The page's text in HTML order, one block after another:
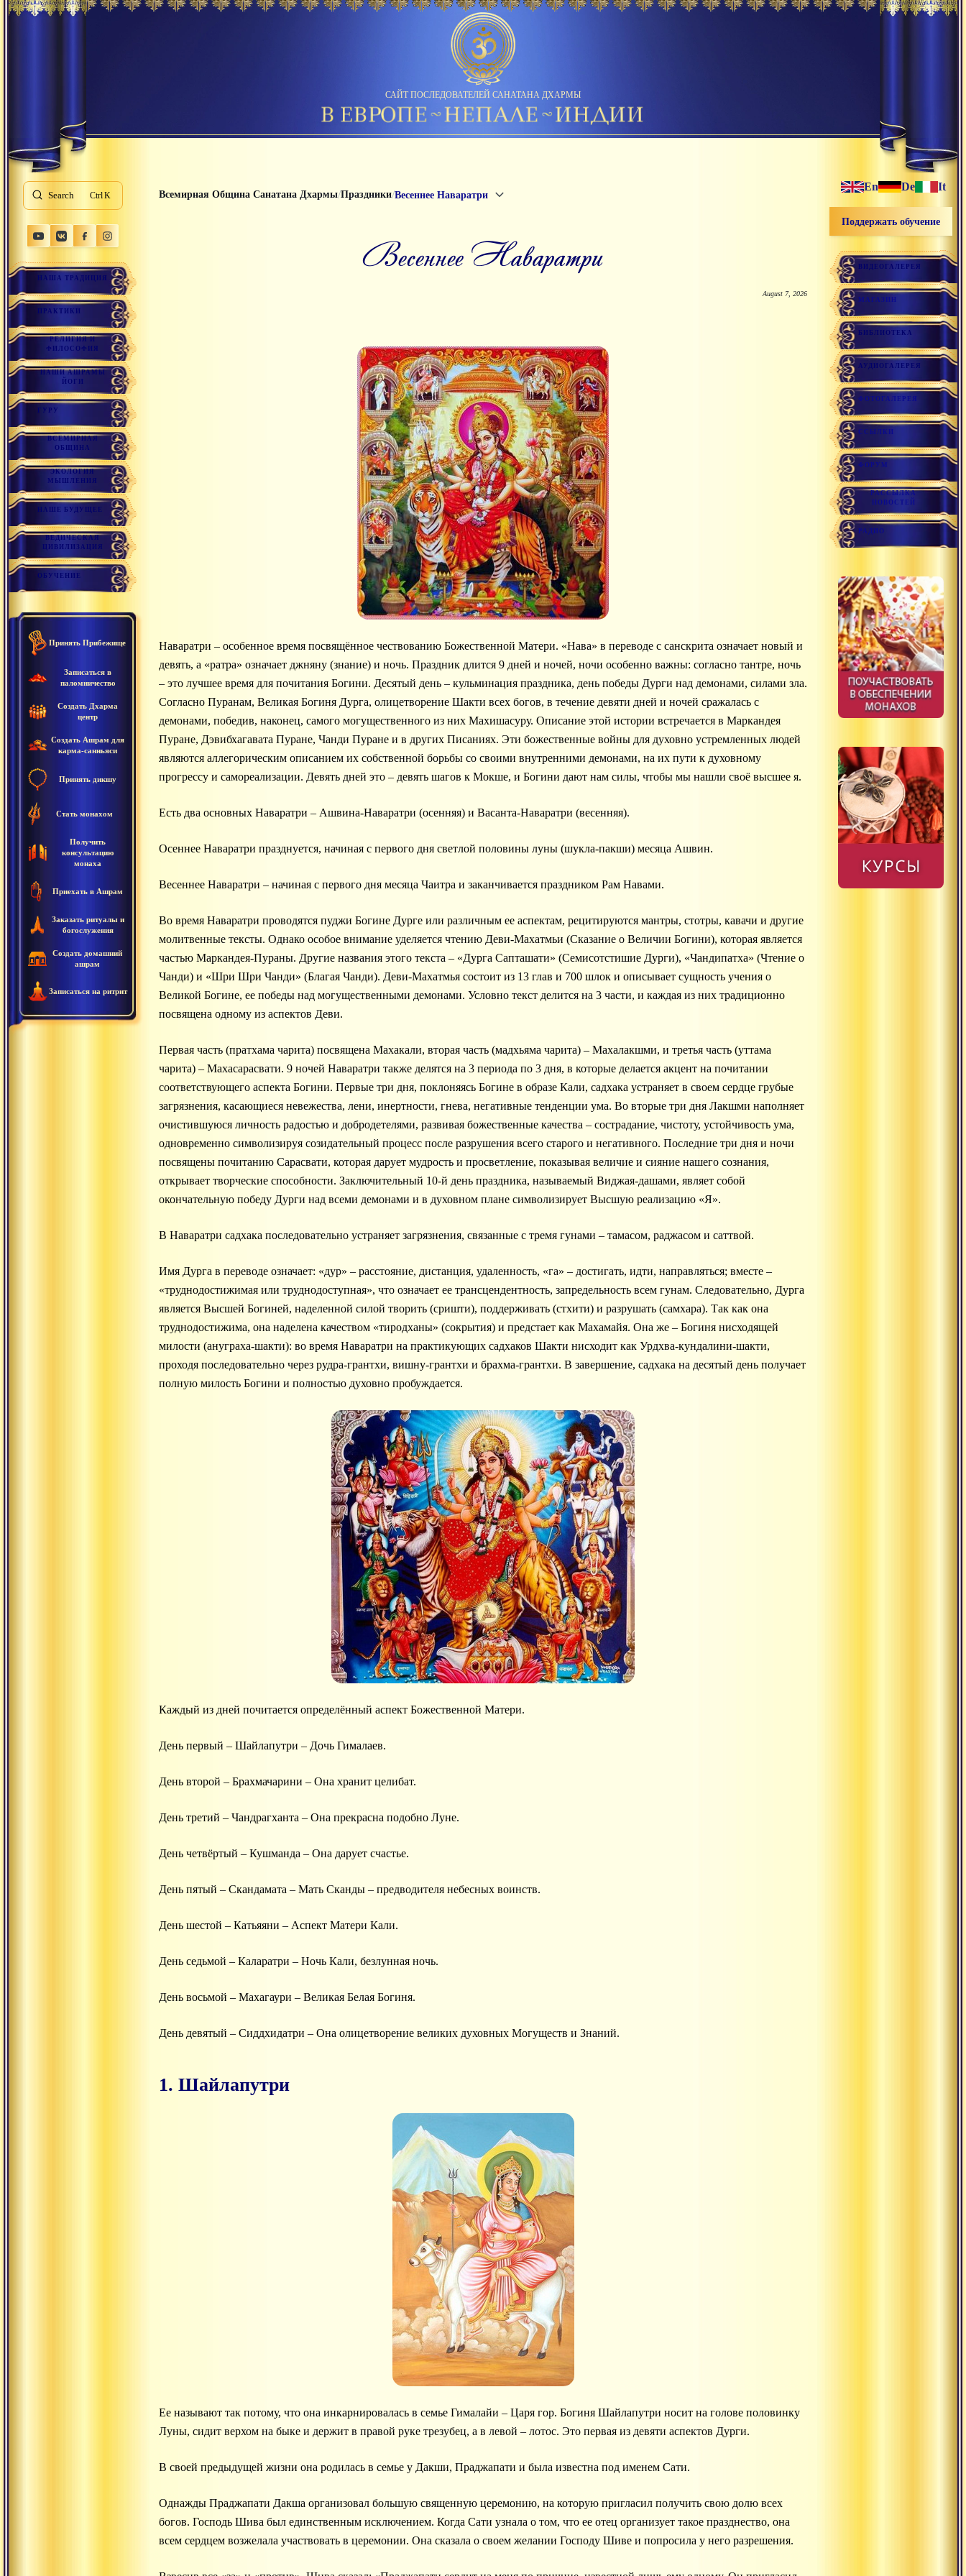
САЙТ ПОСЛЕДОВАТЕЛЕЙ САНАТАНА ДХАРМЫ
Search K
НАША ТРАДИЦИЯ
ПРАКТИКИ
РЕЛИГИЯ И
ФИЛОСОФИЯ
НАШИ АШРАМЫ
ЙОГИ
ГУРУ
ВСЕМИРНАЯ
ОБЩИНА
ЭКОЛОГИЯ
МЫШЛЕНИЯ
НАШЕ БУДУЩЕЕ
ВЕДИЧЕСКАЯ
ЦИВИЛИЗАЦИЯ
ОБУЧЕНИЕ
Принять Прибежище
Записаться в
паломничество
Создать Дхарма
центр
Создать Ашрам для
карма-санньяси
Принять дикшу
Стать монахом
Получить
консультацию
монаха
Приехать в Ашрам
Заказать ритуалы и
богослужения
Создать домашний
ашрам
Записаться на ритрит
Всемирная Община Санатана Дхармы/Праздники/Весеннее Наваратри
Весеннее Наваратри
August 7, 2026
Наваратри – особенное время посвящённое чествованию Божественной Матери. «Нава» в переводе с санскрита означает новый и
девять, а «ратра» означает джняну (знание) и ночь. Праздник длится 9 дней и ночей, ночи особенно важны: согласно тантре, ночь
– это лучшее время для почитания Богини. Десятый день – кульминация праздника, день победы Дурги над демонами, силами зла.
Согласно Пуранам, Великая Богиня Дурга, олицетворение Шакти всех богов, в течение девяти дней и ночей сражалась с
демонами, победив, наконец, самого могущественного из них Махишасуру. Описание этой истории встречается в Маркандея
Пуране, Дэвибхагавата Пуране, Чанди Пуране и в других Писаниях. Эти божественные войны для духовно устремленных людей
являются аллегорическим описанием их собственной борьбы со своими внутренними демонами, на их пути к духовному
прогрессу и самореализации. Девять дней это – девять шагов к Мокше, и Богини дают нам силы, чтобы мы нашли своё высшее я.
Есть два основных Наваратри – Ашвина-Наваратри (осенняя) и Васанта-Наваратри (весенняя).
Осеннее Наваратри празднуется, начиная с первого дня светлой половины луны (шукла-пакши) месяца Ашвин.
Весеннее Наваратри – начиная с первого дня месяца Чаитра и заканчивается праздником Рам Навами.
Во время Наваратри проводятся пуджи Богине Дурге или различным ее аспектам, рецитируются мантры, стотры, кавачи и другие
молитвенные тексты. Однако особое внимание уделяется чтению Деви-Махатмьи (Сказание о Величии Богини), которая является
частью Маркандея-Пураны. Другие названия этого текста – «Дурга Сапташати» (Семисотстишие Дурги), «Чандипатха» (Чтение о
Чанди) и «Шри Шри Чанди» (Благая Чанди). Деви-Махатмья состоит из 13 глав и 700 шлок и описывает сущность учения о
Великой Богине, ее победы над могущественными демонами. Условно текст делится на 3 части, и каждая из них традиционно
посвящена одному из аспектов Деви.
Первая часть (пратхама чарита) посвящена Махакали, вторая часть (мадхьяма чарита) – Махалакшми, и третья часть (уттама
чарита) – Махасарасвати. 9 ночей Наваратри также делятся на 3 периода по 3 дня, в которые делается акцент на почитании
соответствующего аспекта Богини. Первые три дня, поклоняясь Богине в образе Кали, садхака устраняет в своем сердце грубые
загрязнения, касающиеся невежества, лени, инертности, гнева, негативные тенденции ума. Во вторые три дня Лакшми наполняет
очистившуюся личность радостью и добродетелями, развивая божественные качества – сострадание, чистоту, устойчивость ума,
одновременно символизируя созидательный процесс после разрушения всего старого и негативного. Последние три дня и ночи
посвящены почитанию Сарасвати, которая дарует мудрость и просветление, показывая величие и сияние нашего сознания,
открывает творческие способности. Заключительный 10-й день праздника, называемый Виджая-дашами, являет собой
окончательную победу Дурги над всеми демонами и в духовном плане символизирует Высшую реализацию «Я».
В Наваратри садхака последовательно устраняет загрязнения, связанные с тремя гунами – тамасом, раджасом и саттвой.
Имя Дурга в переводе означает: «дур» – расстояние, дистанция, удаленность, «га» – достигать, идти, направляться; вместе –
«труднодостижимая или труднодоступная», что означает ее трансцендентность, запредельность всем гунам. Следовательно, Дурга
является Высшей Богиней, наделенной силой творить (сришти), поддерживать (стхити) и разрушать (самхара). Так как она
труднодостижима, она наделена качеством «тиродханы» (сокрытия) и предстает как Махамайя. Она же – Богиня нисходящей
милости (ануграха-шакти): во время Наваратри на практикующих садхаков Шакти нисходит как Урдхва-кундалини-шакти,
проходя последовательно через рудра-грантхи, вишну-грантхи и брахма-грантхи. В завершение, садхака на десятый день получает
полную милость Богини и полностью духовно пробуждается.
Каждый из дней почитается определённый аспект Божественной Матери.
День первый – Шайлапутри – Дочь Гималаев.
День второй – Брахмачарини – Она хранит целибат.
День третий – Чандрагханта – Она прекрасна подобно Луне.
День четвёртый – Кушманда – Она дарует счастье.
День пятый – Скандамата – Мать Сканды – предводителя небесных воинств.
День шестой – Катьяяни – Аспект Матери Кали.
День седьмой – Каларатри – Ночь Кали, безлунная ночь.
День восьмой – Махагаури – Великая Белая Богиня.
День девятый – Сиддхидатри – Она олицетворение великих духовных Могуществ и Знаний.
1. Шайлапутри
Ее называют так потому, что она инкарнировалась в семье Гималайи – Царя гор. Богиня Шайлапутри носит на голове половинку
Луны, сидит верхом на быке и держит в правой руке трезубец, а в левой – лотос. Это первая из девяти аспектов Дурги.
В своей предыдущей жизни она родилась в семье у Дакши, Праджапати и была известна под именем Сати.
Однажды Праджапати Дакша организовал большую священную церемонию, на которую пригласил получить свою долю всех
богов. Господь Шива был единственным исключением. Когда Сати узнала о том, что ее отец организует такое празднество, она
всем сердцем возжелала участвовать в церемонии. Она сказала о своем желании Господу Шиве и попросила у него разрешения.
En De It
Поддержать обучение
ВИДЕОГАЛЕРЕЯ
МАГАЗИН
БИБЛИОТЕКА
АУДИОГАЛЕРЕЯ
ФОТОГАЛЕРЕЯ
ССЫЛКИ
ФОРУМ
РАССЫЛКА
НОВОСТЕЙ
РАДИО